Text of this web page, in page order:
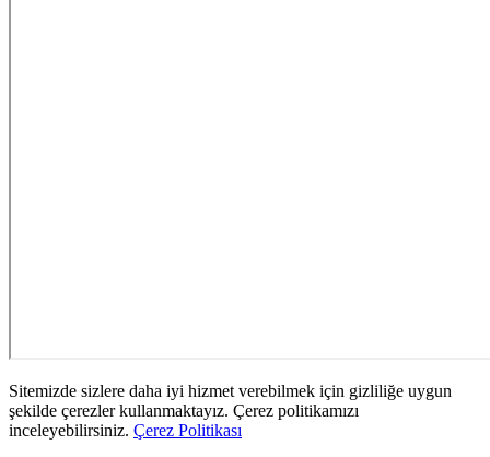
Sitemizde sizlere daha iyi hizmet verebilmek için gizliliğe uygun
şekilde çerezler kullanmaktayız. Çerez politikamızı
inceleyebilirsiniz. Çerez Politikası